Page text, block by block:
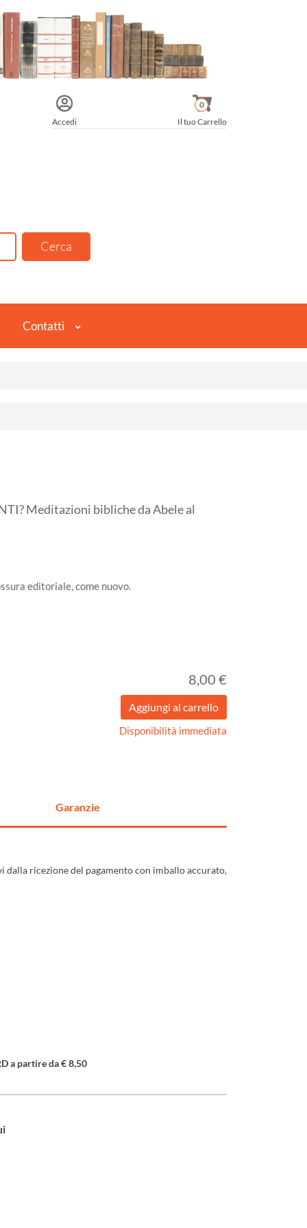
Accedi Il tuo Carrello
0
Contatti
Meditazioni bibliche da Abele al
editoriale, come nuovo.
8,00 €
Disponibilità immediata
Garanzie
ricezione del pagamento con imballo accurato,
a partire da € 8,50